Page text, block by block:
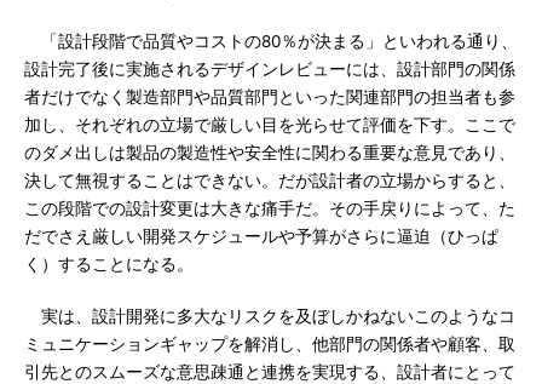
「設計段階で品質やコストの80％が決まる」といわれる通り、
設計完了後に実施されるデザインレビューには、設計部門の関係
者だけでなく製造部門や品質部門といった関連部門の担当者も参
加し、それぞれの立場で厳しい目を光らせて評価を下す。ここで
のダメ出しは製品の製造性や安全性に関わる重要な意見であり、
決して無視することはできない。だが設計者の立場からすると、
この段階での設計変更は大きな痛手だ。その手戻りによって、た
だでさえ厳しい開発スケジュールや予算がさらに逼迫（ひっぱ
く）することになる。
実は、設計開発に多大なリスクを及ぼしかねないこのようなコ
ミュニケーションギャップを解消し、他部門の関係者や顧客、取
引先とのスムーズな意思疎通と連携を実現する、設計者にとって